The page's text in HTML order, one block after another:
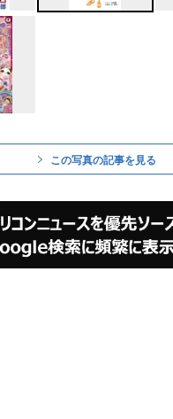
この写真の記事を見る